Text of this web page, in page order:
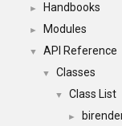
► Handbooks
► Modules
▼ API Reference
▼ Classes
▼ Class List
►